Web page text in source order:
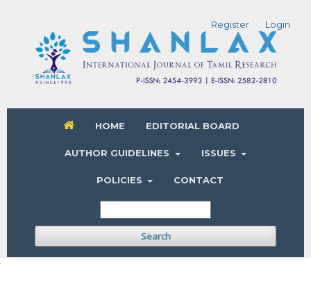
HOME EDITORIAL BOARD
AUTHOR GUIDELINES ISSUES
POLICIES CONTACT
Search
Register Login